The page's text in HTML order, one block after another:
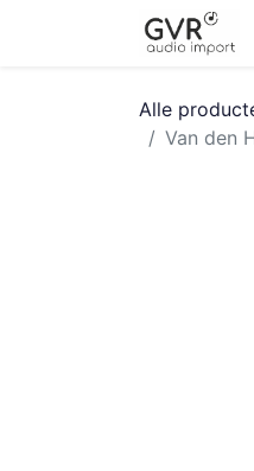
Alle
Van den